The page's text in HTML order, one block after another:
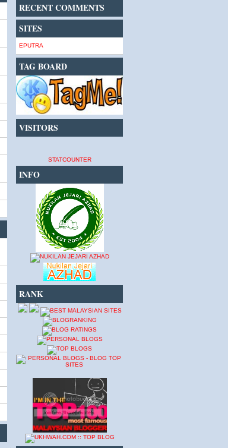
RECENT COMMENTS
SITES
EPUTRA
TAG BOARD
VISITORS
STATCOUNTER
INFO
RANK